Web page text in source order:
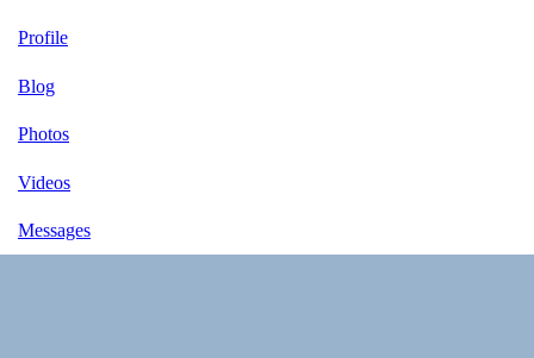
Profile
Blog
Photos
Videos
Messages